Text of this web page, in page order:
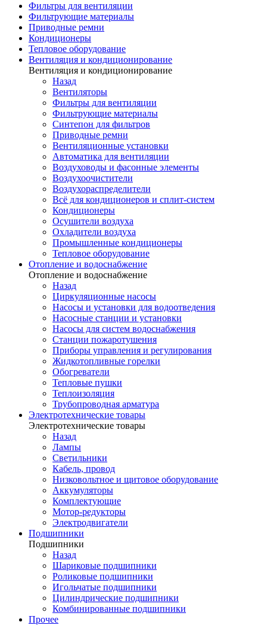
Фильтры для вентиляции
Фильтрующие материалы
Приводные ремни
Кондиционеры
Тепловое оборудование
Вентиляция и кондиционирование
Вентиляция и кондиционирование
Назад
Вентиляторы
Фильтры для вентиляции
Фильтрующие материалы
Синтепон для фильтров
Приводные ремни
Вентиляционные установки
Автоматика для вентиляции
Воздуховоды и фасонные элементы
Воздухоочистители
Воздухораспределители
Всё для кондиционеров и сплит-систем
Кондиционеры
Осушители воздуха
Охладители воздуха
Промышленные кондиционеры
Тепловое оборудование
Отопление и водоснабжение
Отопление и водоснабжение
Назад
Циркуляционные насосы
Насосы и установки для водоотведения
Насосные станции и установки
Насосы для систем водоснабжения
Станции пожаротушения
Приборы управления и регулирования
Жидкотопливные горелки
Обогреватели
Тепловые пушки
Теплоизоляция
Трубопроводная арматура
Электротехнические товары
Электротехнические товары
Назад
Лампы
Светильники
Кабель, провод
Низковольтное и щитовое оборудование
Аккумуляторы
Комплектующие
Мотор-редукторы
Электродвигатели
Подшипники
Подшипники
Назад
Шариковые подшипники
Роликовые подшипники
Игольчатые подшипники
Цилиндрические подшипники
Комбинированные подшипники
Прочее